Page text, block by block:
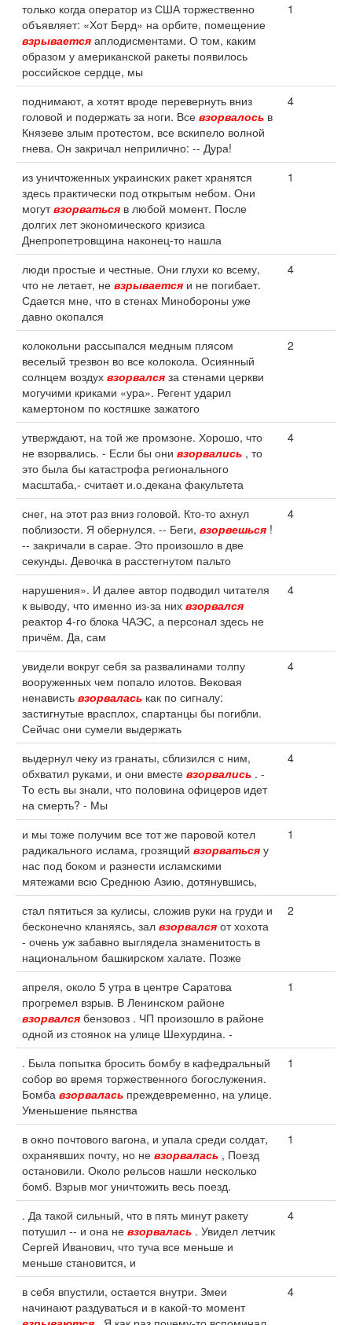
только когда оператор из США торжественно
объявляет: «Хот Берд» на орбите, помещение
взрывается аплодисментами. О том, каким
образом у американской ракеты появилось
российское сердце, мы
1
поднимают, а хотят вроде перевернуть вниз
головой и подержать за ноги. Все взорвалось в
Князеве злым протестом, все вскипело волной
гнева. Он закричал неприлично: -- Дура!
4
из уничтоженных украинских ракет хранятся
здесь практически под открытым небом. Они
могутвзорваться в любой момент. После
долгих лет экономического кризиса
Днепропетровщина наконец-то нашла
1
люди простые и честные. Они глухи ко всему,
что не летает, не взрывается и не погибает.
Сдается мне, что в стенах Минобороны уже
давно окопался
4
колокольни рассыпался медным плясом
веселый трезвон во все колокола. Осиянный
солнцем воздух взорвался за стенами церкви
могучими криками «ура». Регент ударил
камертоном по костяшке зажатого
2
утверждают, на той же промзоне. Хорошо, что
не взорвались. - Если бы они взорвались , то
это была бы катастрофа регионального
масштаба,- считает и.о.декана факультета
4
снег, на этот раз вниз головой. Кто-то ахнул
поблизости. Я обернулся. -- Беги, взорвешься !
-- закричали в сарае. Это произошло в две
секунды. Девочка в расстегнутом пальто
4
нарушения». И далее автор подводил читателя
к выводу, что именно из-за них взорвался
реактор 4-го блока ЧАЭС, а персонал здесь не
причём. Да, сам
4
увидели вокруг себя за развалинами толпу
вооруженных чем попало илотов. Вековая
ненависть взорвалась как по сигналу:
застигнутые врасплох, спартанцы бы погибли.
Сейчас они сумели выдержать
4
выдернул чеку из гранаты, сблизился с ним,
обхватил руками, и они вместе взорвались . -
То есть вы знали, что половина офицеров идет
на смерть? - Мы
4
и мы тоже получим все тот же паровой котел
радикального ислама, грозящий взорваться у
нас под боком и разнести исламскими
мятежами всю Среднюю Азию, дотянувшись,
1
стал пятиться за кулисы, сложив руки на груди и
бесконечно кланяясь, зал взорвался от хохота
- очень уж забавно выглядела знаменитость в
национальном башкирском халате. Позже
2
апреля, около 5 утра в центре Саратова
прогремел взрыв. В Ленинском районе
взорвался бензовоз . ЧП произошло в районе
одной из стоянок на улице Шехурдина. -
1
. Была попытка бросить бомбу в кафедральный
собор во время торжественного богослужения.
Бомба взорвалась преждевременно, на улице.
Уменьшение пьянства
1
в окно почтового вагона, и упала среди солдат,
охранявших почту, но не взорвалась , Поезд
остановили. Около рельсов нашли несколько
бомб. Взрыв мог уничтожить весь поезд.
1
. Да такой сильный, что в пять минут ракету
потушил -- и она не взорвалась . Увидел летчик
Сергей Иванович, что туча все меньше и
меньше становится, и
4
в себя впустили, остается внутри. Змеи
начинают раздуваться и в какой-то момент
4